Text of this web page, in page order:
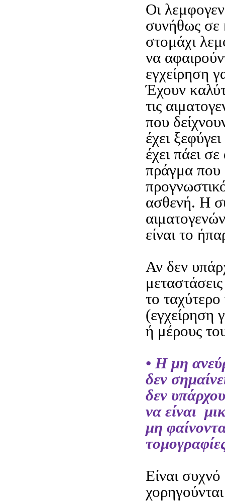
Οι
συνήθως σε
στομάχι
να
εγχείρηση
Έχουν
τις
που
έχει
έχει πάει
πράγμα που
ασθενή. Η
είναι το
Αν δεν
μεταστάσεις
το
(εγχείρηση
ή μέρους
• Η μη
δεν
δεν
να είναι
μη
Είναι